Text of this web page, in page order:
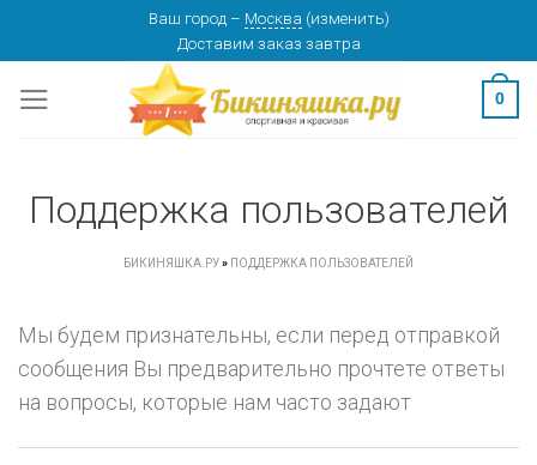
content
Ваш город – Москва (изменить)
Доставим заказ завтра
0
Поддержка пользователей
БИКИНЯШКА.РУ» ПОДДЕРЖКА ПОЛЬЗОВАТЕЛЕЙ
Мы будем признательны, если перед отправкой
сообщения Вы предварительно прочтете ответы
на вопросы, которые нам часто задают